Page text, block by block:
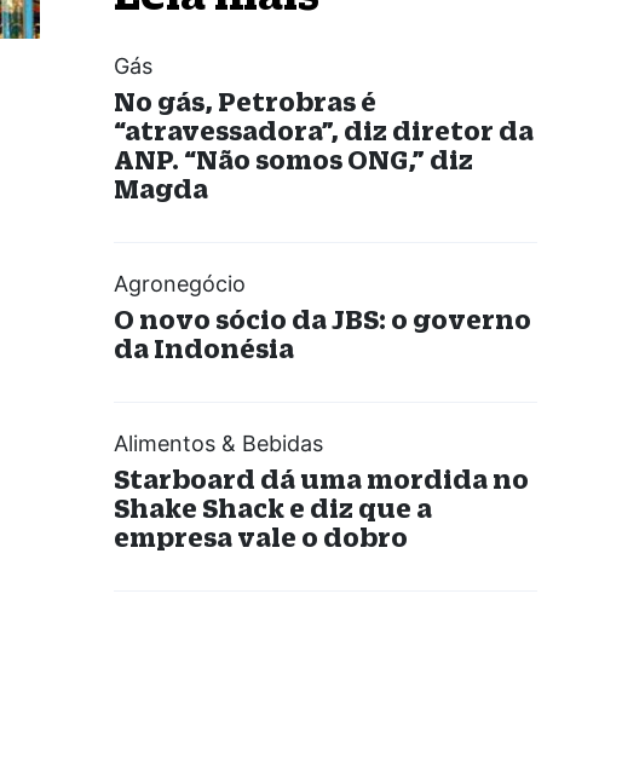
Gás
No gás, Petrobras é
“atravessadora”, diz diretor da
ANP. “Não somos ONG,” diz
Magda
Agronegócio
O novo sócio da JBS: o governo
da Indonésia
Alimentos & Bebidas
Starboard dá uma mordida no
Shake Shack e diz que a
empresa vale o dobro